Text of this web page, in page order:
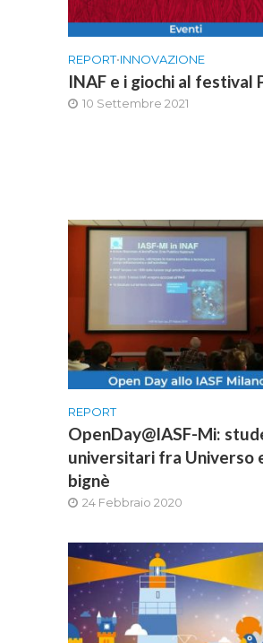
REPORT•INNOVAZIONE
INAF e i giochi al festival
10 Settembre 2021
REPORT
OpenDay@IASF-Mi:
universitari fra Universo
bignè
24 Febbraio 2020